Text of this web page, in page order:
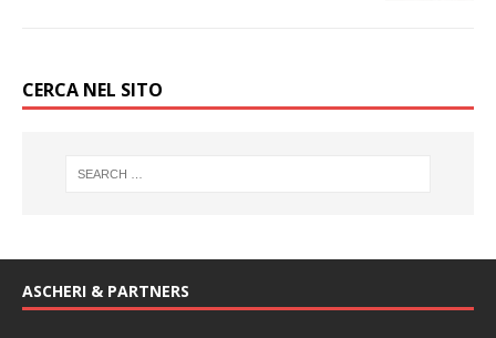
CERCA NEL SITO
ASCHERI & PARTNERS